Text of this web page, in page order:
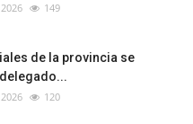
149
de la provincia se
120